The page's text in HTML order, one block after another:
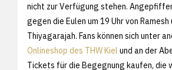
nicht zur Verfügung stehen.
gegen die Eulen um 19 Uhr von Ramesh
Thiyagarajah. Fans können sich unter
Onlineshop des THW Kiel und an der
Tickets für die Begegnung kaufen, die